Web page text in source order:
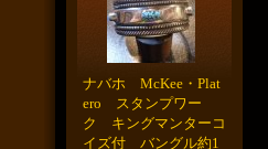
ナバホ McKee・Plat
ero スタンプワー
ク キングマンターコ
イズ付 バングル約1